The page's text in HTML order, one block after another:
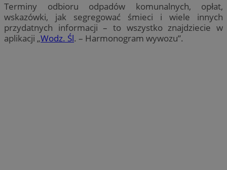
Terminy odbioru odpadów komunalnych, opłat,
wskazówki, jak segregować śmieci i wiele innych
przydatnych informacji – to wszystko znajdziecie w
aplikacji „Wodz. Śl. – Harmonogram wywozu”.